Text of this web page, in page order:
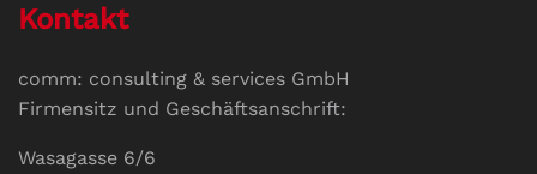
Kontakt
comm: consulting & services GmbH
Firmensitz und Geschäftsanschrift:
Wasagasse 6/6